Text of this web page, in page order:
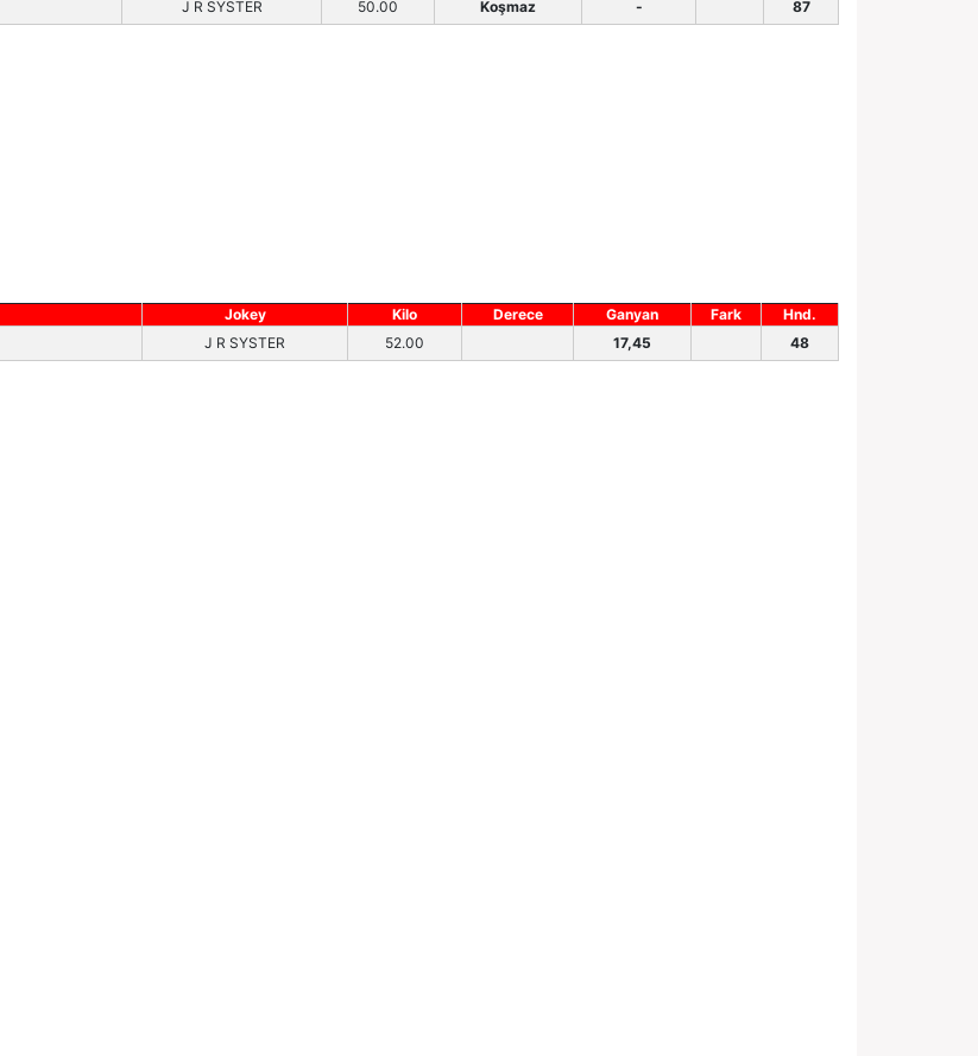
J R SYSTER 50.00 Koşmaz - 87
Jokey Kilo Derece Ganyan Fark
Hnd.
J R SYSTER 52.00 17,45 48